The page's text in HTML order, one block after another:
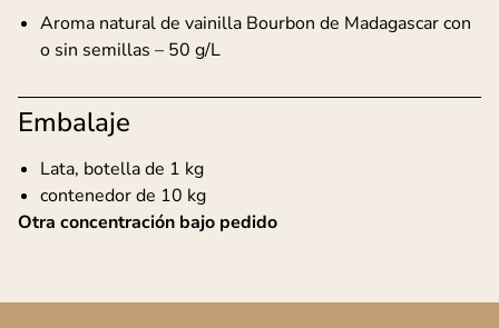
Aroma natural de vainilla Bourbon de Madagascar con
o sin semillas – 50 g/L
Embalaje
Lata, botella de 1 kg
contenedor de 10 kg
Otra concentración bajo pedido